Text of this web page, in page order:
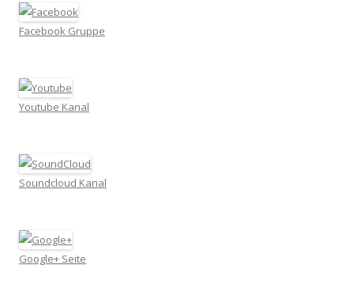
Facebook Gruppe
Youtube Kanal
Soundcloud Kanal
Google+ Seite